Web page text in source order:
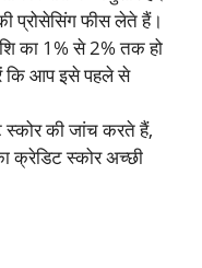
प्रोसेसिंग फीस लेते हैं।
का 1% से 2% तक हो
कि आप इसे पहले से
की जांच करते हैं,
क्रेडिट स्कोर अच्छी